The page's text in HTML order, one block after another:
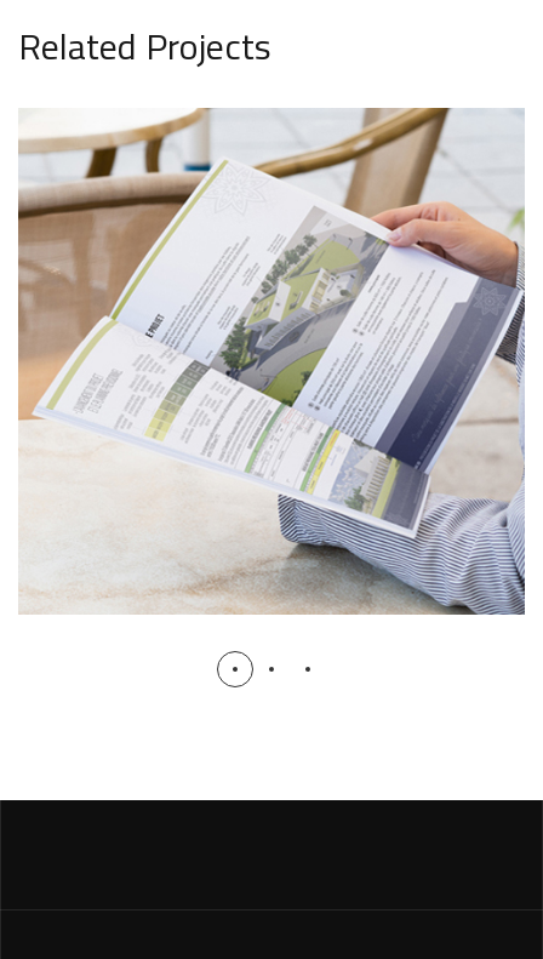
Related Projects
Mosquée Le Mée
ASSOCIATION MOSQUÉE